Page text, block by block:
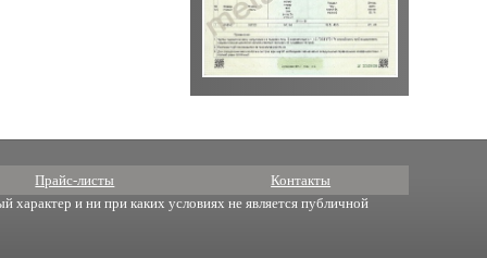
Прайс-листы Контакты
характер и ни при каких условиях не является публичной